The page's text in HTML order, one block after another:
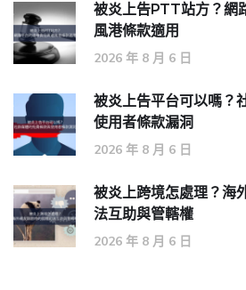
被炎上告PTT站方？網
風港條款適用
2026 年 8 月 6 日
被炎上告平台可以嗎？
使用者條款漏洞
2026 年 8 月 6 日
被炎上跨境怎處理？海
法互助與管轄權
2026 年 8 月 6 日